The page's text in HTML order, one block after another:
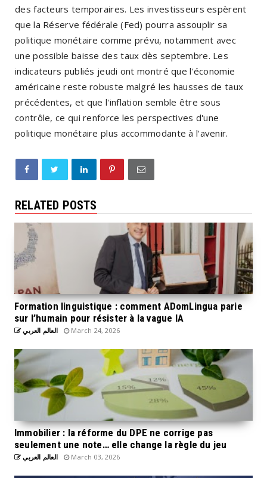
des facteurs temporaires. Les investisseurs espèrent
que la Réserve fédérale (Fed) pourra assouplir sa
politique monétaire comme prévu, notamment avec
une possible baisse des taux dès septembre. Les
indicateurs publiés jeudi ont montré que l'économie
américaine reste robuste malgré les hausses de taux
précédentes, et que l'inflation semble être sous
contrôle, ce qui renforce les perspectives d'une
politique monétaire plus accommodante à l'avenir.
RELATED POSTS
Formation linguistique : comment ADomLingua parie
sur l’humain pour résister à la vague IA
العالم العربي March 24, 2026
Immobilier : la réforme du DPE ne corrige pas
seulement une note… elle change la règle du jeu
العالم العربي March 03, 2026